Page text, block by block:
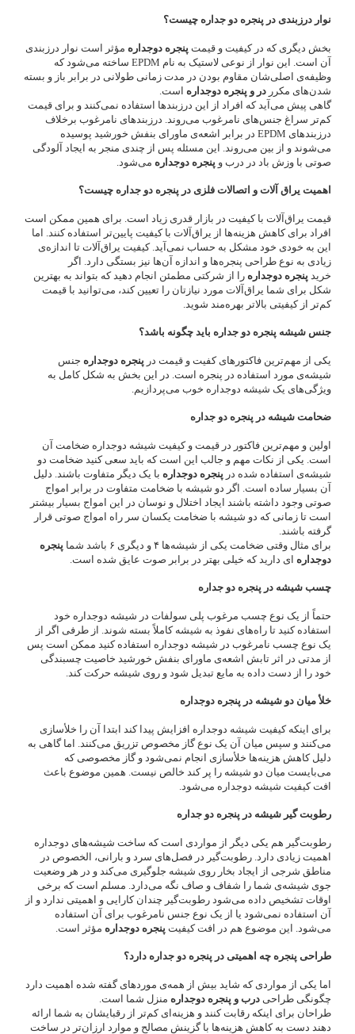
نوار درزبندی در پنجره دو جداره چیست؟
بخش دیگری که در کیفیت و قیمت پنجره دوجداره مؤثر است نوار درزبندی
آن است. این نوار از نوعی لاستیک به نام EPDM ساخته می‌شود که
وظیفه‌ی اصلی‌شان مقاوم بودن در مدت زمانی طولانی در برابر باز و بسته
شدن‌های مکرر‌ در و پنجره دوجداره است.
گاهی پیش می‌آید که افراد از این درزبندها استفاده نمی‌کنند و برای قیمت
کم‌تر سراغ جنس‌های نامرغوب می‌روند. درزبندهای نامرغوب برخلاف
درزبندهای EPDM در برابر اشعه‌ی ماورای بنفش خورشید پوسیده
می‌شوند و از بین می‌روند. این مسئله پس از چندی منجر به ایجاد آلودگی
صوتی با وزش باد در درب و پنجره دوجداره می‌شود.
اهمیت یراق آلات و اتصالات فلزی در پنجره دو جداره چیست؟
قیمت یراق‌آلات با کیفیت در بازار قدری زیاد است. برای همین ممکن است
افراد برای کاهش هزینه‌ها از یراق‌آلات با کیفیت پایین‌تر استفاده کنند. اما
این به خودی خود مشکل به حساب نمی‌آید. کیفیت یراق‌آلات تا اندازه‌ی
زیادی به نوع طراحی پنجره‌ها و اندازه آن‌ها نیز بستگی دارد. اگر
خرید پنجره دوجداره را از شرکتی مطمئن انجام دهید که بتواند به بهترین
شکل برای شما یراق‌آلات مورد نیازتان را تعیین کند، می‌توانید با قیمت
کم‌تر از کیفیتی بالاتر بهره‌مند شوید.
جنس شیشه پنجره دو جداره باید چگونه باشد؟
یکی از مهم‌ترین فاکتورهای کفیت و قیمت در پنجره دوجداره جنس
شیشه‌ی مورد استفاده در پنجره است. در این بخش به شکل کامل به
ویژگی‌های یک شیشه دوجداره خوب می‌پردازیم.
ضحامت شیشه در پنجره دو جداره
اولین و مهم‌ترین فاکتور در قیمت و کیفیت شیشه دوجداره ضخامت آن
است. یکی از نکات مهم و جالب این است که باید سعی کنید ضخامت دو
شیشه‌ی استفاده شده در پنجره دوجداره با یک دیگر متفاوت باشند. دلیل
آن بسیار ساده است. اگر دو شیشه با ضخامت متفاوت در برابر امواج
صوتی وجود داشته باشند ایجاد اختلال و نوسان در این امواج بسیار بیشتر
است تا زمانی که دو شیشه با ضخامت یکسان سر راه امواج صوتی قرار
گرفته باشند.
برای مثال وقتی ضخامت یکی از شیشه‌ها ۴ و دیگری ۶ باشد شما
پنجره
دوجداره ای دارید که خیلی بهتر در برابر صوت عایق شده است.
چسب شیشه در پنجره دو جداره
حتماً از یک نوع چسب مرغوب پلی سولفات در شیشه دوجداره خود
استفاده کنید تا راه‌های نفوذ به شیشه کاملاً بسته شوند. از طرفی اگر از
یک نوع چسب نامرغوب در شیشه دوجداره استفاده کنید ممکن است پس
از مدتی در اثر تابش اشعه‌ی ماورای بنفش خورشید خاصیت چسبندگی
خود را از دست داده به مایع تبدیل شود و روی شیشه حرکت کند.
خلأ میان دو شیشه در پنجره دوجداره
برای اینکه کیفیت شیشه دوجداره افزایش پیدا کند ابتدا آن را خلأسازی
می‌کنند و سپس میان آن یک نوع گاز مخصوص تزریق می‌کنند. اما گاهی به
دلیل کاهش هزینه‌ها خلأسازی انجام نمی‌شود و گاز مخصوصی که
می‌بایست میان دو شیشه را پر کند خالص نیست. همین موضوع باعث
افت کیفیت شیشه دوجداره می‌شود.
رطوبت گیر شیشه در پنجره دو جداره
رطوبت‌گیر هم یکی دیگر از مواردی است که ساخت شیشه‌های دوجداره
اهمیت زیادی دارد. رطوبت‌گیر در فصل‌های سرد و بارانی، الخصوص در
مناطق شرجی از ایجاد بخار روی شیشه جلوگیری می‌کند و در هر وضعیت
جوی شیشه‌ی شما را شفاف و صاف نگه می‌دارد. مسلم است که برخی
اوقات تشخیص داده می‌شود رطوبت‌گیر چندان کارایی و اهمیتی ندارد و از
آن استفاده نمی‌شود یا از یک نوع جنس نامرغوب برای آن استفاده
می‌شود. این موضوع هم در افت کیفیت پنجره دوجداره مؤثر است.
طراحی پنجره چه اهمیتی در پنجره دو جداره دارد؟
اما یکی از مواردی که شاید بیش از همه‌ی موردهای گفته شده اهمیت دارد
چگونگی طراحی درب و پنجره دوجداره منزل شما است.
طراحان برای اینکه رقابت کنند و هزینه‌ای کم‌تر از رقبایشان به شما ارائه
دهند دست به کاهش هزینه‌ها با گزینش مصالح و موارد ارزان‌تر در ساخت